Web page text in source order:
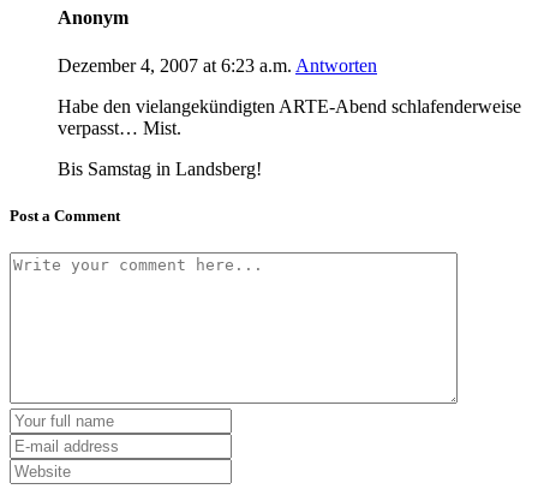
Anonym
Dezember 4, 2007 at 6:23 a.m. Antworten
Habe den vielangekündigten ARTE-Abend schlafenderweise
verpasst… Mist.
Bis Samstag in Landsberg!
Post a Comment